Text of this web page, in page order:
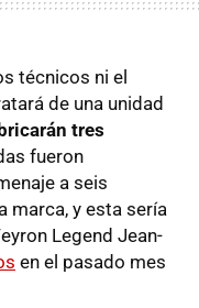
técnicos ni el
de una unidad
tres
fueron
a seis
marca, y esta sería
Legend Jean-
en el pasado mes